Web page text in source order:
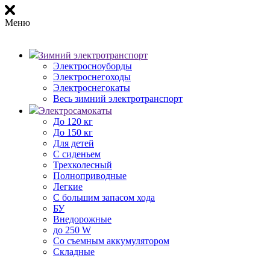
Меню
Зимний электротранспорт
Электросноуборды
Электроснегоходы
Электроснегокаты
Весь зимний электротранспорт
Электросамокаты
До 120 кг
До 150 кг
Для детей
С сиденьем
Трехколесный
Полноприводные
Легкие
С большим запасом хода
БУ
Внедорожные
до 250 W
Со съемным аккумулятором
Складные